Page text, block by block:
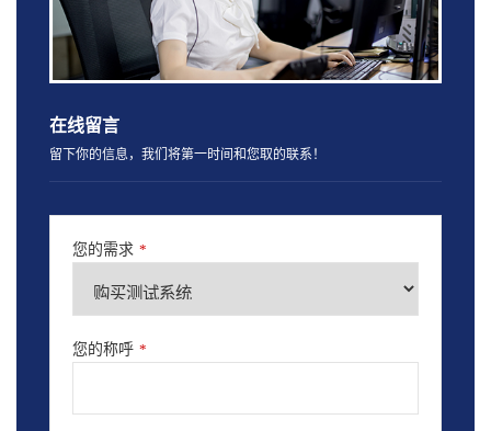
在线留言
留下你的信息，我们将第一时间和您取的联系！
您的需求 *
您的称呼 *